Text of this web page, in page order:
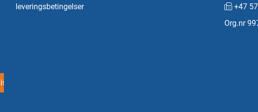
leveringsbetingelser
+47
Org.nr